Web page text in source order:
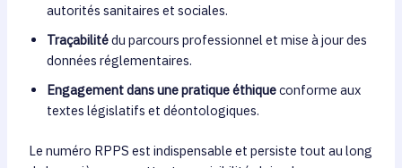
autorités sanitaires et sociales.
Traçabilitédu parcours professionnel et mise à jour des
données réglementaires.
Engagement dans une pratique éthiqueconforme aux
textes législatifs et déontologiques.
Le numéro RPPS est indispensable et persiste tout au long